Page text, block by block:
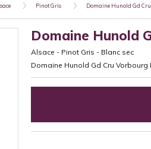
Pinot Gris Domaine Hunold Gd
Domaine Hunold
Alsace - Pinot Gris - Blanc sec
Domaine Hunold Gd Cru